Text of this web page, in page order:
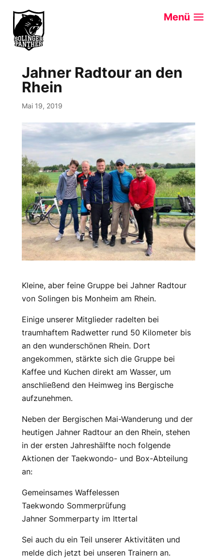
Jahner Radtour an den
Rhein
Mai 19, 2019
Kleine, aber feine Gruppe bei Jahner Radtour
von Solingen bis Monheim am Rhein.
Einige unserer Mitglieder radelten bei
traumhaftem Radwetter rund 50 Kilometer bis
an den wunderschönen Rhein. Dort
angekommen, stärkte sich die Gruppe bei
Kaffee und Kuchen direkt am Wasser, um
anschließend den Heimweg ins Bergische
aufzunehmen.
Neben der Bergischen Mai-Wanderung und der
heutigen Jahner Radtour an den Rhein, stehen
in der ersten Jahreshälfte noch folgende
Aktionen der Taekwondo- und Box-Abteilung
an:
Gemeinsames Waffelessen
Taekwondo Sommerprüfung
Jahner Sommerparty im Ittertal
Sei auch du ein Teil unserer Aktivitäten und
melde dich jetzt bei unseren Trainern an.